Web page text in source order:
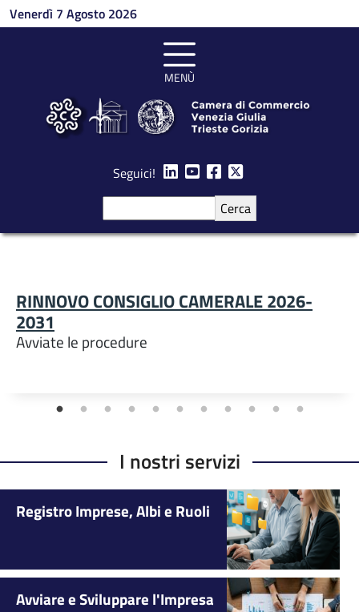
Salta al contenuto principale
Venerdì 7 Agosto 2026
MENÙ
Seguici!
RINNOVO CONSIGLIO CAMERALE 2026-
2031
Avviate le procedure
I nostri servizi
Registro Imprese, Albi e Ruoli
Avviare e Sviluppare l'Impresa